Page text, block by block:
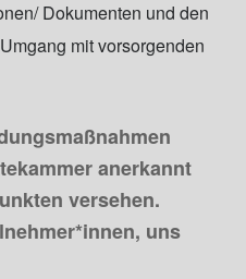
Dokumenten und den
mit vorsorgenden
anerkannt
versehen.
uns